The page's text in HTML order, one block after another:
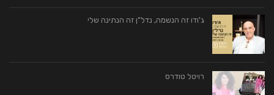
ג'ודו זה הנשמה, נדל"ן זה הנתינה שלי
רויטל טודרס